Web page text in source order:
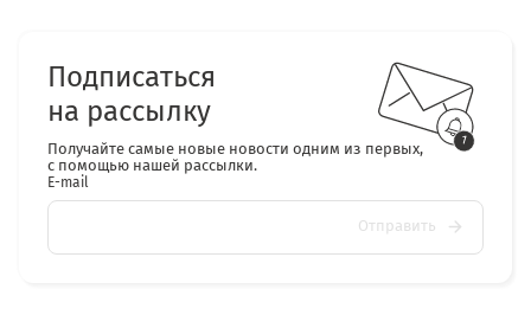
Подписаться
на рассылку
Получайте самые новые новости одним из первых,
с помощью нашей рассылки.
E-mail
Отправить